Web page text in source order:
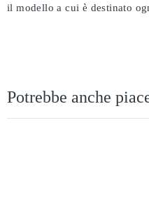
il modello a cui è destinato
Potrebbe anche